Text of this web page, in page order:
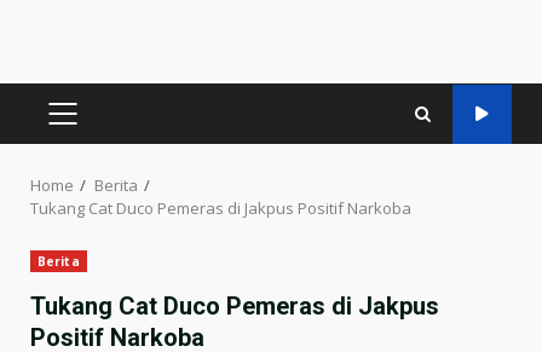
PRIMARY
Home
Berita
Tukang Cat Duco Pemeras di Jakpus Positif Narkoba
Berita
Tukang Cat Duco Pemeras di Jakpus
Positif Narkoba